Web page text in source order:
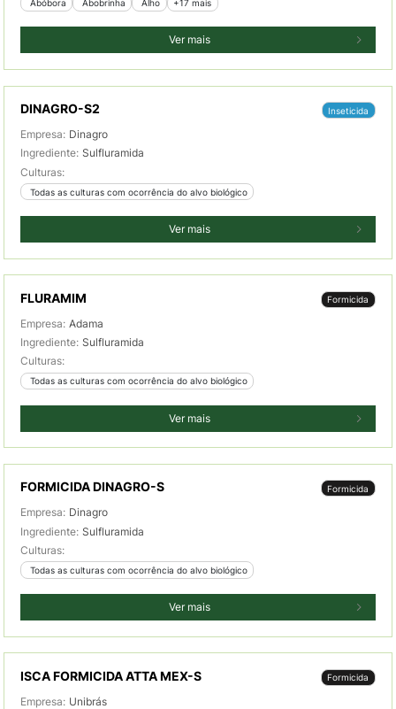
Abóbora Abobrinha Alho +17 mais
Ver mais
DINAGRO-S2 Inseticida
Empresa: Dinagro
Ingrediente: Sulfluramida
Culturas:
Todas as culturas com ocorrência do alvo biológico
Ver mais
FLURAMIM Formicida
Empresa: Adama
Ingrediente: Sulfluramida
Culturas:
Todas as culturas com ocorrência do alvo biológico
Ver mais
FORMICIDA DINAGRO-S Formicida
Empresa: Dinagro
Ingrediente: Sulfluramida
Culturas:
Todas as culturas com ocorrência do alvo biológico
Ver mais
ISCA FORMICIDA ATTA MEX-S Formicida
Empresa: Unibrás